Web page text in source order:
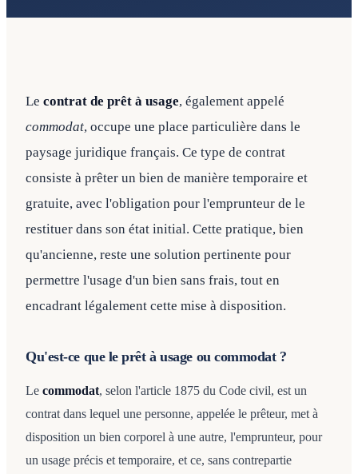
Le contrat de prêt à usage, également appelé
commodat, occupe une place particulière dans le
paysage juridique français. Ce type de contrat
consiste à prêter un bien de manière temporaire et
gratuite, avec l'obligation pour l'emprunteur de le
restituer dans son état initial. Cette pratique, bien
qu'ancienne, reste une solution pertinente pour
permettre l'usage d'un bien sans frais, tout en
encadrant légalement cette mise à disposition.
Qu'est-ce que le prêt à usage ou commodat ?
Le commodat, selon l'article 1875 du Code civil, est un
contrat dans lequel une personne, appelée le prêteur, met à
disposition un bien corporel à une autre, l'emprunteur, pour
un usage précis et temporaire, et ce, sans contrepartie